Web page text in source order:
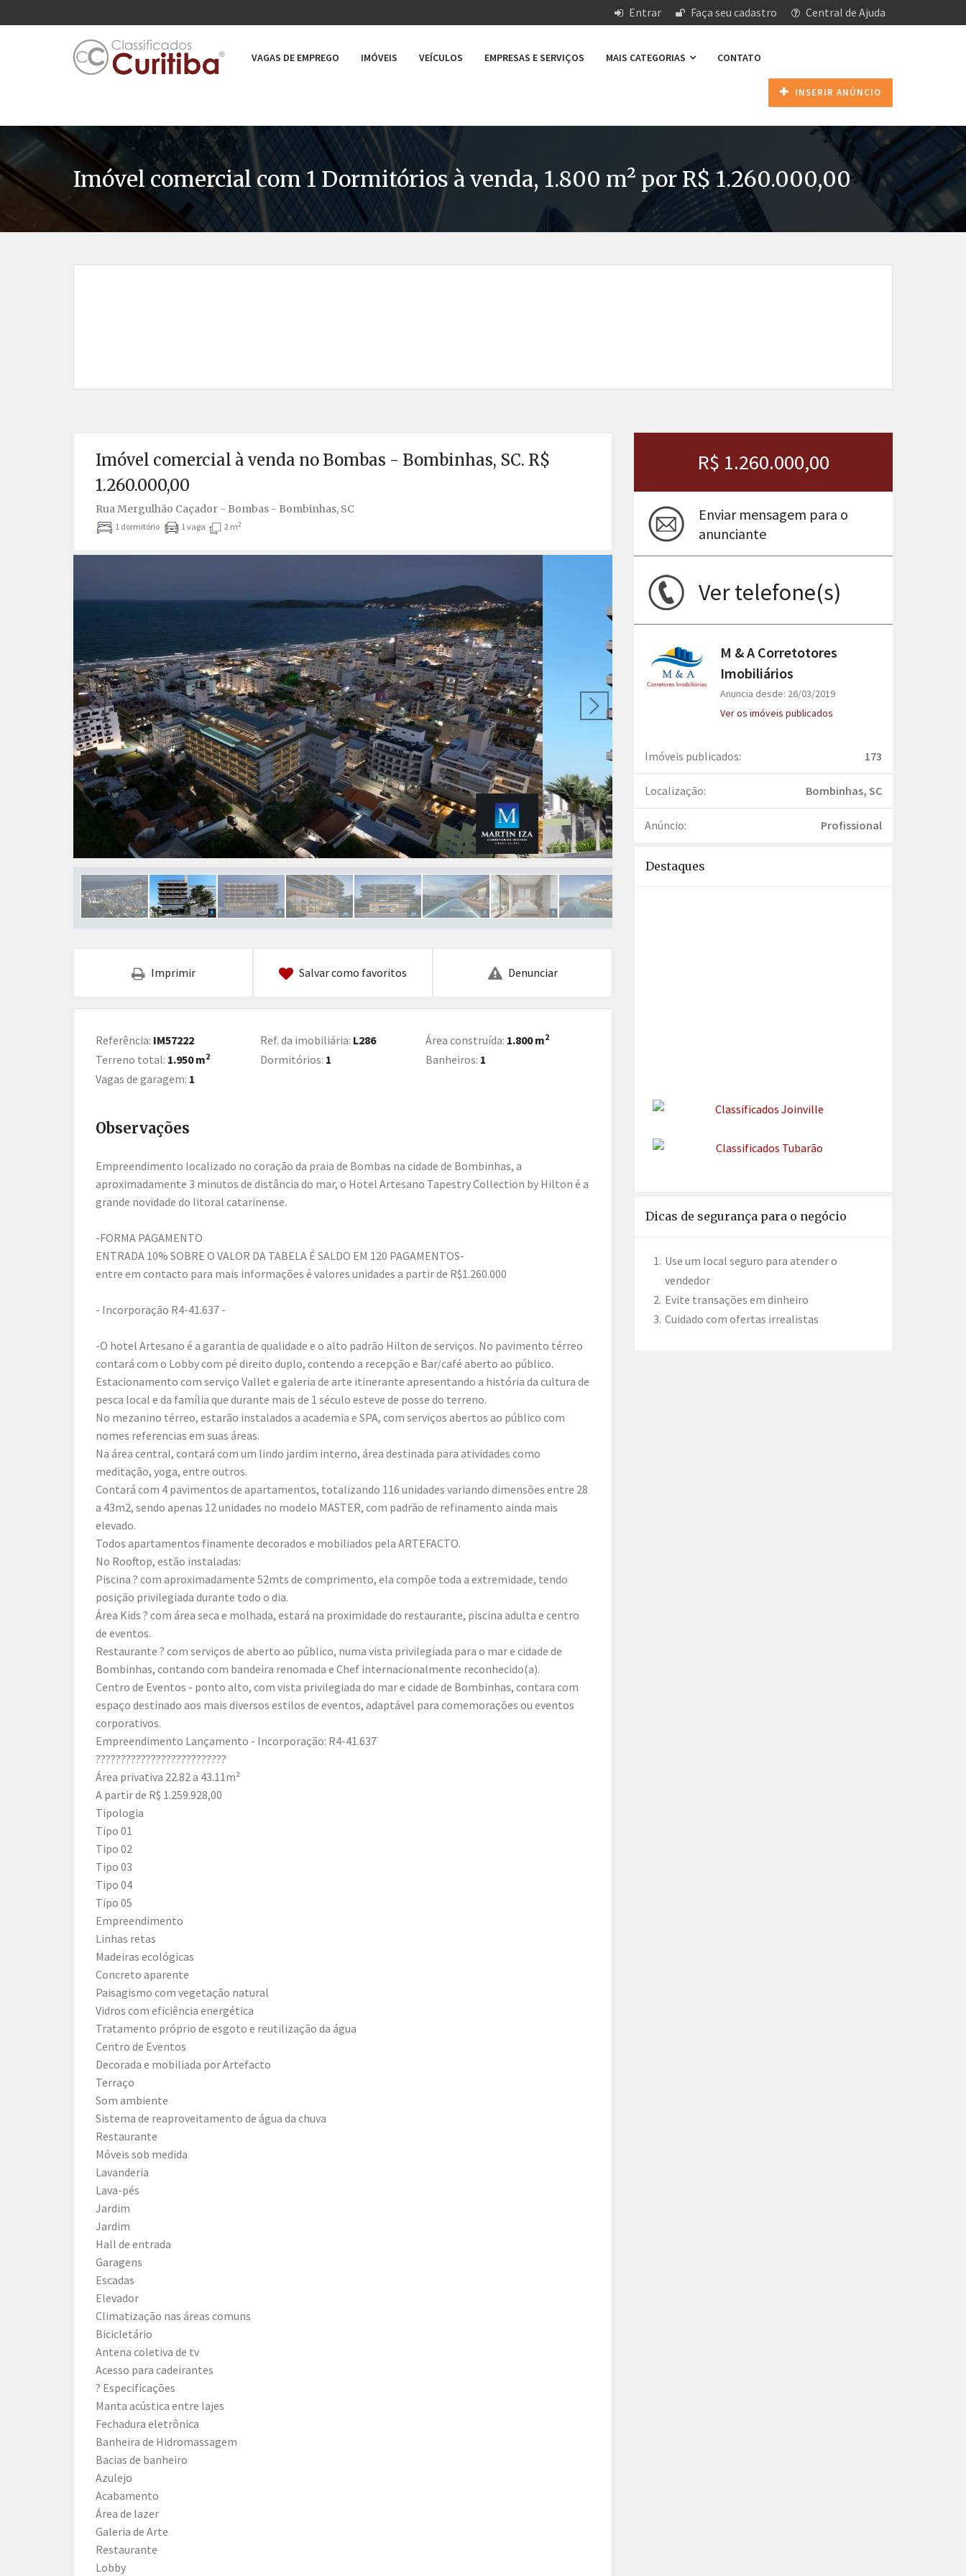
Entrar Faça seu cadastro Central de Ajuda
VAGAS DE EMPREGO IMÓVEIS VEÍCULOS EMPRESAS E SERVIÇOS MAIS CATEGORIAS CONTATO
INSERIR ANÚNCIO
Imóvel comercial com 1 Dormitórios à venda, 1.800 m² por R$ 1.260.000,00
Imóvel comercial à venda no Bombas - Bombinhas, SC. R$
1.260.000,00
Rua Mergulhão Caçador - Bombas - Bombinhas, SC
1 dormitório 1 vaga 2 m2
Imprimir Salvar como favoritos Denunciar
Referência: IM57222 Ref. da imobiliária: L286 Área construída: 1.800 m2
Terreno total: 1.950 m2 Dormitórios: 1 Banheiros: 1
Vagas de garagem: 1
Observações
Empreendimento localizado no coração da praia de Bombas na cidade de Bombinhas, a
aproximadamente 3 minutos de distância do mar, o Hotel Artesano Tapestry Collection by Hilton é a
grande novidade do litoral catarinense.
-FORMA PAGAMENTO
ENTRADA 10% SOBRE O VALOR DA TABELA É SALDO EM 120 PAGAMENTOS-
entre em contacto para mais informações é valores unidades a partir de R$1.260.000
- Incorporação R4-41.637 -
-O hotel Artesano é a garantia de qualidade e o alto padrão Hilton de serviços. No pavimento térreo
contará com o Lobby com pé direito duplo, contendo a recepção e Bar/café aberto ao público.
Estacionamento com serviço Vallet e galeria de arte itinerante apresentando a história da cultura de
pesca local e da família que durante mais de 1 século esteve de posse do terreno.
No mezanino térreo, estarão instalados a academia e SPA, com serviços abertos ao público com
nomes referencias em suas áreas.
Na área central, contará com um lindo jardim interno, área destinada para atividades como
meditação, yoga, entre outros.
Contará com 4 pavimentos de apartamentos, totalizando 116 unidades variando dimensões entre 28
a 43m2, sendo apenas 12 unidades no modelo MASTER, com padrão de refinamento ainda mais
elevado.
Todos apartamentos finamente decorados e mobiliados pela ARTEFACTO.
No Rooftop, estão instaladas:
Piscina ? com aproximadamente 52mts de comprimento, ela compõe toda a extremidade, tendo
posição privilegiada durante todo o dia.
Área Kids ? com área seca e molhada, estará na proximidade do restaurante, piscina adulta e centro
de eventos.
Restaurante ? com serviços de aberto ao público, numa vista privilegiada para o mar e cidade de
Bombinhas, contando com bandeira renomada e Chef internacionalmente reconhecido(a).
Centro de Eventos - ponto alto, com vista privilegiada do mar e cidade de Bombinhas, contara com
espaço destinado aos mais diversos estilos de eventos, adaptável para comemorações ou eventos
corporativos.
Empreendimento Lançamento - Incorporação: R4-41.637
??????????????????????????
Área privativa 22.82 a 43.11m²
A partir de R$ 1.259.928,00
Tipologia
Tipo 01
Tipo 02
Tipo 03
Tipo 04
Tipo 05
Empreendimento
Linhas retas
Madeiras ecológicas
Concreto aparente
Paisagismo com vegetação natural
Vidros com eficiência energética
Tratamento próprio de esgoto e reutilização da água
Centro de Eventos
Decorada e mobiliada por Artefacto
Terraço
Som ambiente
Sistema de reaproveitamento de água da chuva
Restaurante
Móveis sob medida
Lavanderia
Lava-pés
Jardim
Jardim
Hall de entrada
Garagens
Escadas
Elevador
Climatização nas áreas comuns
Bicicletário
Antena coletiva de tv
Acesso para cadeirantes
? Especificações
Manta acústica entre lajes
Fechadura eletrônica
Banheira de Hidromassagem
Bacias de banheiro
Azulejo
Acabamento
Área de lazer
Galeria de Arte
Restaurante
Lobby
R$ 1.260.000,00
Enviar mensagem para o
anunciante
Ver telefone(s)
M & A Corretotores
Imobiliários
Anuncia desde: 26/03/2019
Ver os imóveis publicados
Imóveis publicados: 173
Localização: Bombinhas, SC
Anúncio: Profissional
Destaques
Dicas de segurança para o negócio
Use um local seguro para atender o
vendedor
Evite transações em dinheiro
Cuidado com ofertas irrealistas